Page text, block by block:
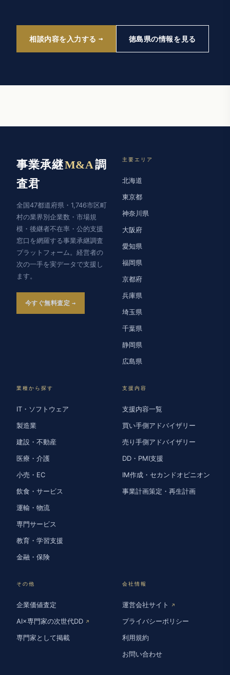
相談内容を入力する 徳島県の情報を見る
事業承継M&A調
査君
全国47都道府県・1,746市区町
村の業界別企業数・市場規
模・後継者不在率・公的支援
窓口を網羅する事業承継調査
プラットフォーム。経営者の
次の一手を実データで支援し
ます。
今すぐ無料査定
主要エリア
北海道
東京都
神奈川県
大阪府
愛知県
福岡県
京都府
兵庫県
埼玉県
千葉県
静岡県
広島県
業種から探す
IT・ソフトウェア
製造業
建設・不動産
医療・介護
小売・EC
飲食・サービス
運輸・物流
専門サービス
教育・学習支援
金融・保険
支援内容
支援内容一覧
買い手側アドバイザリー
売り手側アドバイザリー
DD・PMI支援
IM作成・セカンドオピニオン
事業計画策定・再生計画
その他
企業価値査定
AI×専門家の次世代DD ↗
専門家として掲載
会社情報
運営会社サイト ↗
プライバシーポリシー
利用規約
お問い合わせ